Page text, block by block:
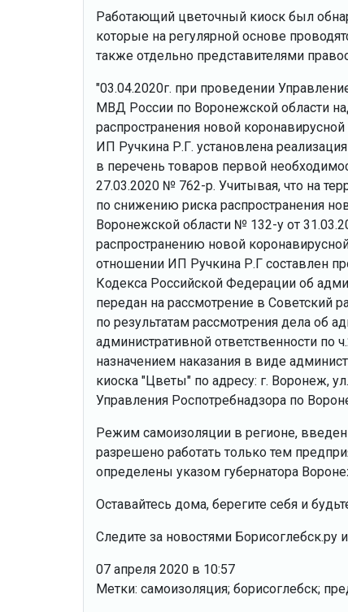
Работающий цветочный киоск был
которые на регулярной основе
также отдельно представителями
"03.04.2020г. при проведении
МВД России по Воронежской области
распространения новой
ИП Ручкина Р.Г. установлена
в перечень товаров первой
27.03.2020 № 762-р. Учитывая, что на
по снижению риска распространения
Воронежской области № 132-у от
распространению новой
отношении ИП Ручкина Р.Г составлен
Кодекса Российской Федерации об
передан на рассмотрение в Советский
по результатам рассмотрения дела об
административной ответственности по
назначением наказания в виде
киоска "Цветы" по адресу: г. Воронеж,
Управления Роспотребнадзора по
Режим самоизоляции в регионе,
разрешено работать только тем
определены указом губернатора
Оставайтесь дома, берегите себя и
Следите за новостями Борисоглебск.ру
07 апреля 2020 в 10:57
Метки: самоизоляция; борисоглебск;